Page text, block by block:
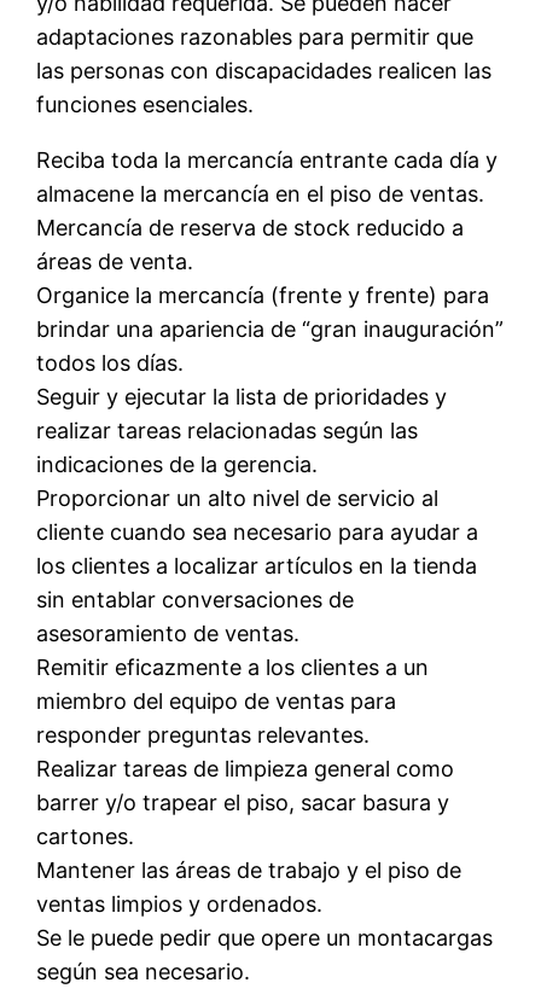
adaptaciones razonables para permitir que
las personas con discapacidades realicen las
funciones esenciales.
Reciba toda la mercancía entrante cada día y
almacene la mercancía en el piso de ventas.
Mercancía de reserva de stock reducido a
áreas de venta.
Organice la mercancía (frente y frente) para
brindar una apariencia de “gran inauguración”
todos los días.
Seguir y ejecutar la lista de prioridades y
realizar tareas relacionadas según las
indicaciones de la gerencia.
Proporcionar un alto nivel de servicio al
cliente cuando sea necesario para ayudar a
los clientes a localizar artículos en la tienda
sin entablar conversaciones de
asesoramiento de ventas.
Remitir eficazmente a los clientes a un
miembro del equipo de ventas para
responder preguntas relevantes.
Realizar tareas de limpieza general como
barrer y/o trapear el piso, sacar basura y
cartones.
Mantener las áreas de trabajo y el piso de
ventas limpios y ordenados.
Se le puede pedir que opere un montacargas
según sea necesario.